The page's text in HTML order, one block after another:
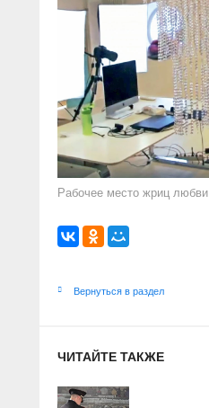
Рабочее место жриц любви
Вернуться в раздел
ЧИТАЙТЕ ТАКЖЕ